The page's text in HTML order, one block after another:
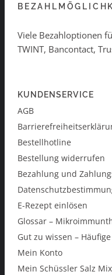
Viele Bezahloptionen
TWINT, Bancontact,
KUNDENSERVICE
AGB
Bestellhotline
Bestellung widerrufen
Bezahlung und
E-Rezept einlösen
Glossar –
Gut zu wissen – Häufige
Mein Konto
Mein Schüssler Salz